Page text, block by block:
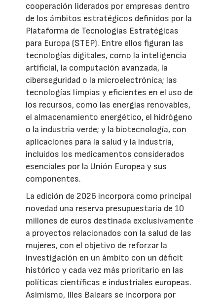
cooperación liderados por empresas dentro
de los ámbitos estratégicos definidos por la
Plataforma de Tecnologías Estratégicas
para Europa (STEP). Entre ellos figuran las
tecnologías digitales, como la inteligencia
artificial, la computación avanzada, la
ciberseguridad o la microelectrónica; las
tecnologías limpias y eficientes en el uso de
los recursos, como las energías renovables,
el almacenamiento energético, el hidrógeno
o la industria verde; y la biotecnología, con
aplicaciones para la salud y la industria,
incluidos los medicamentos considerados
esenciales por la Unión Europea y sus
componentes.
La edición de 2026 incorpora como principal
novedad una reserva presupuestaria de 10
millones de euros destinada exclusivamente
a proyectos relacionados con la salud de las
mujeres, con el objetivo de reforzar la
investigación en un ámbito con un déficit
histórico y cada vez más prioritario en las
políticas científicas e industriales europeas.
Asimismo, Illes Balears se incorpora por